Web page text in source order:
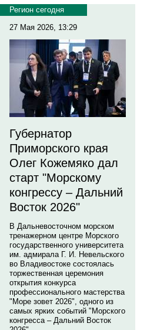
Регион сегодня
27 Мая 2026, 13:29
Губернатор
Приморского края
Олег Кожемяко дал
старт "Морскому
конгрессу – Дальний
Восток 2026"
В Дальневосточном морском
тренажерном центре Морского
государственного университета
им. адмирала Г. И. Невельского
во Владивостоке состоялась
торжественная церемония
открытия конкурса
профессионального мастерства
"Море зовет 2026", одного из
самых ярких событий "Морского
конгресса – Дальний Восток